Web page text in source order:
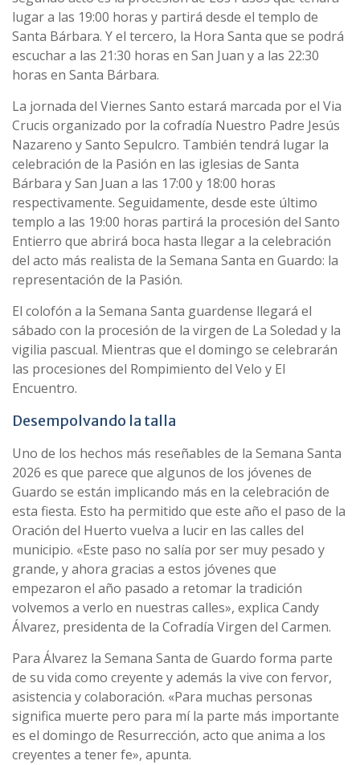
lugar a las 19:00 horas y partirá desde el templo de
Santa Bárbara. Y el tercero, la Hora Santa que se podrá
escuchar a las 21:30 horas en San Juan y a las 22:30
horas en Santa Bárbara.
La jornada del Viernes Santo estará marcada por el Via
Crucis organizado por la cofradía Nuestro Padre Jesús
Nazareno y Santo Sepulcro. También tendrá lugar la
celebración de la Pasión en las iglesias de Santa
Bárbara y San Juan a las 17:00 y 18:00 horas
respectivamente. Seguidamente, desde este último
templo a las 19:00 horas partirá la procesión del Santo
Entierro que abrirá boca hasta llegar a la celebración
del acto más realista de la Semana Santa en Guardo: la
representación de la Pasión.
El colofón a la Semana Santa guardense llegará el
sábado con la procesión de la virgen de La Soledad y la
vigilia pascual. Mientras que el domingo se celebrarán
las procesiones del Rompimiento del Velo y El
Encuentro.
Desempolvando la talla
Uno de los hechos más reseñables de la Semana Santa
2026 es que parece que algunos de los jóvenes de
Guardo se están implicando más en la celebración de
esta fiesta. Esto ha permitido que este año el paso de la
Oración del Huerto vuelva a lucir en las calles del
municipio. «Este paso no salía por ser muy pesado y
grande, y ahora gracias a estos jóvenes que
empezaron el año pasado a retomar la tradición
volvemos a verlo en nuestras calles», explica Candy
Álvarez, presidenta de la Cofradía Virgen del Carmen.
Para Álvarez la Semana Santa de Guardo forma parte
de su vida como creyente y además la vive con fervor,
asistencia y colaboración. «Para muchas personas
significa muerte pero para mí la parte más importante
es el domingo de Resurrección, acto que anima a los
creyentes a tener fe», apunta.